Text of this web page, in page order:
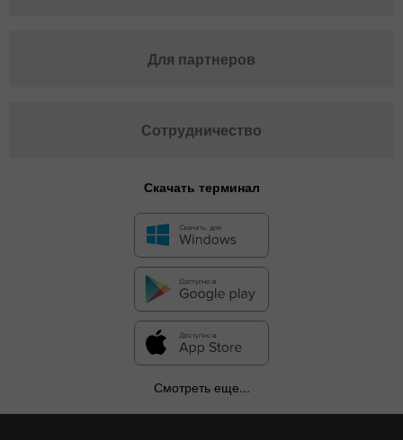
Для партнеров
Сотрудничество
Скачать терминал
Смотреть еще...